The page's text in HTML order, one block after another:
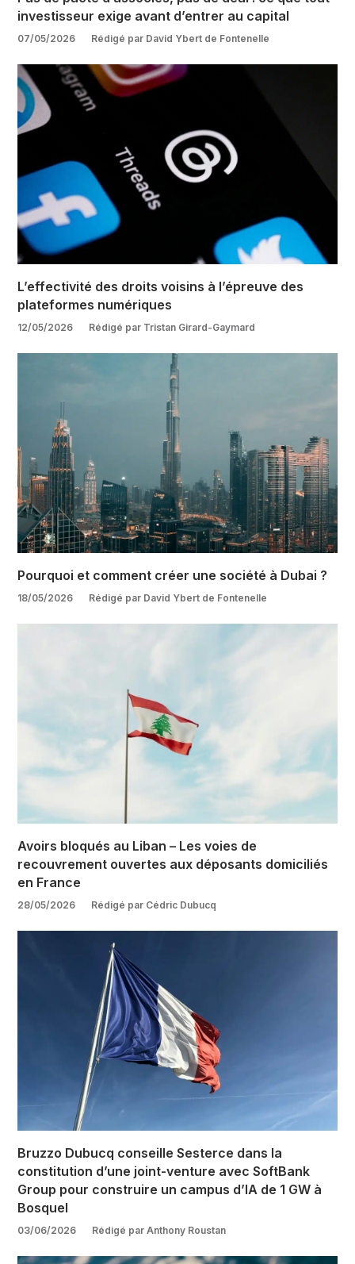
Bruzzo Dubucq conseille Sesterce dans la
constitution d’une joint-venture avec SoftBank
Group pour construire un campus d’IA de 1 GW à
Bosquel
03/06/2026 Rédigé par Anthony Roustan
Avoirs bloqués au Liban – Les voies de
recouvrement ouvertes aux déposants domiciliés
en France
28/05/2026 Rédigé par Cédric Dubucq
Pourquoi et comment créer une société à Dubai ?
18/05/2026 Rédigé par David Ybert de Fontenelle
L’effectivité des droits voisins à l’épreuve des
plateformes numériques
12/05/2026 Rédigé par Tristan Girard-Gaymard
investisseur exige avant d’entrer au capital
07/05/2026 Rédigé par David Ybert de Fontenelle